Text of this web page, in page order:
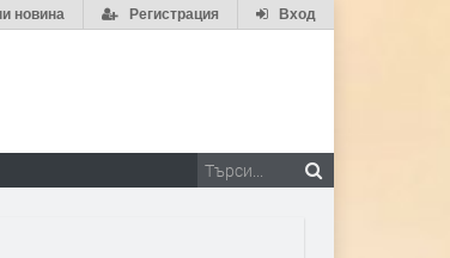
Вход
Регистрация
новина